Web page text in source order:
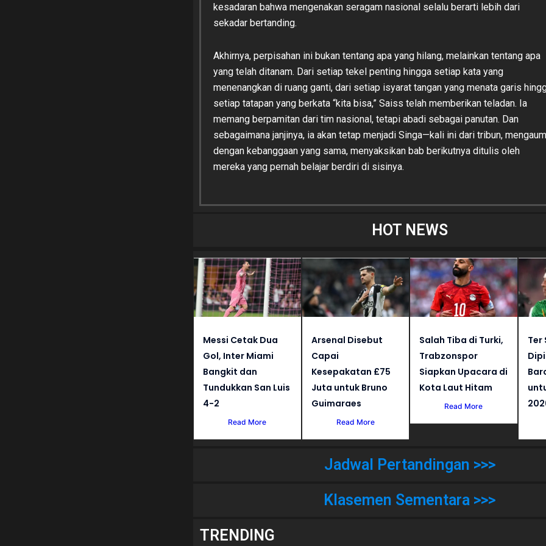
kesadaran bahwa mengenakan seragam nasional selalu berarti lebih dari
sekadar bertanding.
Akhirnya, perpisahan ini bukan tentang apa yang hilang, melainkan tentang apa
yang telah ditanam. Dari setiap tekel penting hingga setiap kata yang
menenangkan di ruang ganti, dari setiap isyarat tangan yang menata garis
setiap tatapan yang berkata “kita bisa,” Saiss telah memberikan teladan. Ia
memang berpamitan dari tim nasional, tetapi abadi sebagai panutan. Dan
sebagaimana janjinya, ia akan tetap menjadi Singa—kali ini dari tribun, mengaum
dengan kebanggaan yang sama, menyaksikan bab berikutnya ditulis oleh
mereka yang pernah belajar berdiri di sisinya.
HOT NEWS
Messi Cetak Dua
Gol, Inter Miami
Bangkit dan
Tundukkan San Luis
4-2
Read More
Arsenal Disebut
Capai
Kesepakatan £75
Juta untuk Bruno
Guimaraes
Read More
Salah Tiba di Turki,
Trabzonspor
Siapkan Upacara di
Kota Laut Hitam
Read More
Ter
Jadwal Pertandingan >>>
Klasemen Sementara >>>
TRENDING